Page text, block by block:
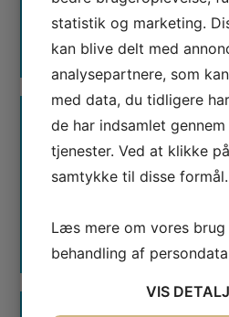
Waimea er certificeret
Google AdWords Premier
statistik og marketing.
kan blive delt med
analysepartnere, som
med data, du tidligere
de har indsamlet
tjenester. Ved at klikke
samtykke til disse formål.
Læs mere om vores
behandling af persondata
VIS